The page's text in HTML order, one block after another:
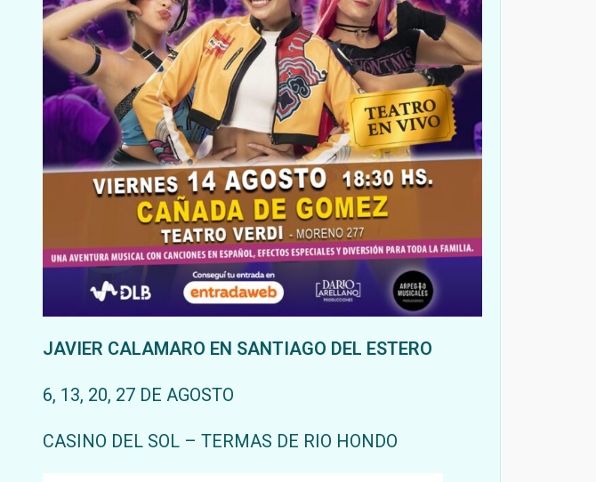
JAVIER CALAMARO EN SANTIAGO DEL ESTERO
6, 13, 20, 27 DE AGOSTO
CASINO DEL SOL – TERMAS DE RIO HONDO